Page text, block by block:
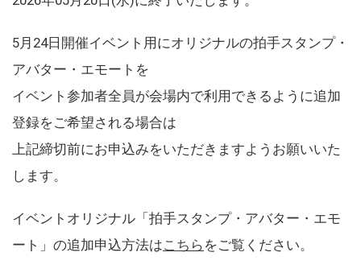
5月24日開催イベント用にオリジナルの拍手スタンプ・
アバター・エモートを
イベント参加者全員が会場内で利用できるように追加
登録をご希望される場合は
上記締切前にお申込みをいただきますようお願いいた
します。
イベントオリジナル「拍手スタンプ・アバター・エモ
ート」の追加申込方法はこちら をご覧ください。